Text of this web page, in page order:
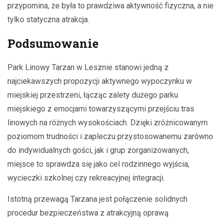
przypomina, że była to prawdziwa aktywność fizyczna, a nie
tylko statyczna atrakcja.
Podsumowanie
Park Linowy Tarzan w Lesznie stanowi jedną z
najciekawszych propozycji aktywnego wypoczynku w
miejskiej przestrzeni, łącząc zalety dużego parku
miejskiego z emocjami towarzyszącymi przejściu tras
linowych na różnych wysokościach. Dzięki zróżnicowanym
poziomom trudności i zapleczu przystosowanemu zarówno
do indywidualnych gości, jak i grup zorganizowanych,
miejsce to sprawdza się jako cel rodzinnego wyjścia,
wycieczki szkolnej czy rekreacyjnej integracji.
Istotną przewagą Tarzana jest połączenie solidnych
procedur bezpieczeństwa z atrakcyjną oprawą